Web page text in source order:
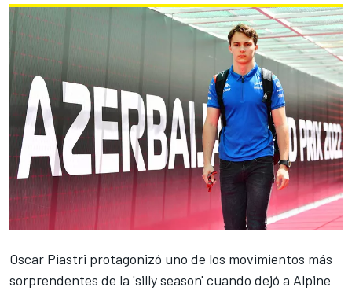
Oscar Piastri protagonizó uno de los movimientos más
sorprendentes de la 'silly season' cuando dejó a Alpine